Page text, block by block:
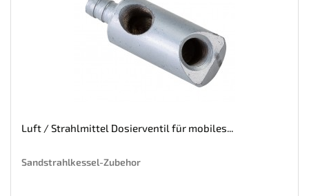
Luft / Strahlmittel Dosierventil für mobiles...
Sandstrahlkessel-Zubehor